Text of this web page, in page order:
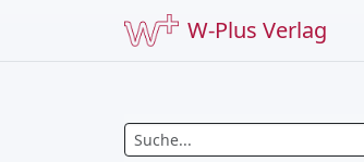
W-Plus Verlag